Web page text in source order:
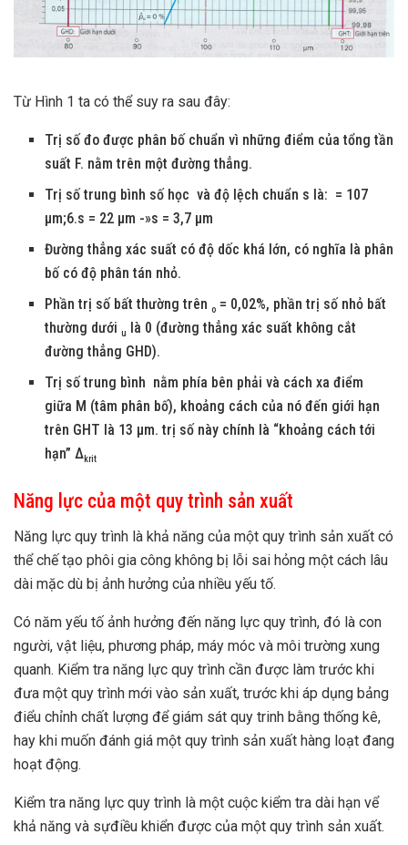
Từ Hình 1 ta có thể suy ra sau đây:
Trị số đo được phân bố chuẩn vì những điểm của tổng tần
suất F. nằm trên một đường thẳng.
Trị số trung bình số học và độ lệch chuẩn s là: = 107
µm;6.s = 22 µm -»s = 3,7 µm
Đường thẳng xác suất có độ dốc khá lớn, có nghĩa là phân
bố có độ phân tán nhỏ.
Phần trị số bất thường trên o = 0,02%, phần trị số nhỏ bất
thường dướiu
là 0 (đường thẳng xác suất không cắt
đường thẳng GHD).
Trị số trung bình nằm phía bên phải và cách xa điểm
giữa M (tâm phân bố), khoảng cách của nó đến giới hạn
trên GHT là 13 µm. trị số này chính là “khoảng cách tới
hạn” Δkrit
Năng lực của một quy trình sản xuất
Năng lực quy trình là khả năng của một quy trình sản xuất có
thể chế tạo phôi gia công không bị lỗi sai hỏng một cách lâu
dài mặc dù bị ảnh hưởng của nhiều yếu tố.
Có năm yếu tố ảnh hưởng đến năng lực quy trình, đó là con
người, vật liệu, phương pháp, máy móc và môi trường xung
quanh. Kiểm tra năng lực quy trình cần được làm trước khi
đưa một quy trình mới vào sản xuất, trước khi áp dụng bảng
điểu chỉnh chất lượng để giám sát quy trinh bằng thống kê,
hay khi muốn đánh giá một quy trình sản xuất hàng loạt đang
hoạt động.
Kiểm tra năng lực quy trình là một cuộc kiểm tra dài hạn vể
khả năng và sựđiều khiển được của một quy trình sản xuất.